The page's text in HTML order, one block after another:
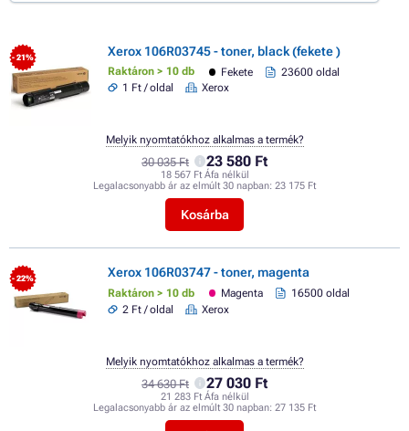
- 21% Xerox 106R03745 - toner, black (fekete )
Raktáron > 10 db Fekete
23600 oldal
1 Ft / oldal
Xerox
30 035 Ft 23 580 Ft
18 567 Ft Áfa nélkül
Legalacsonyabb ár az elmúlt 30 napban: 23 175 Ft
Kosárba
Melyik nyomtatókhoz alkalmas a termék?
- 22% Xerox 106R03747 - toner, magenta
Raktáron > 10 db Magenta
16500 oldal
2 Ft / oldal
Xerox
34 630 Ft 27 030 Ft
21 283 Ft Áfa nélkül
Legalacsonyabb ár az elmúlt 30 napban: 27 135 Ft
Melyik nyomtatókhoz alkalmas a termék?